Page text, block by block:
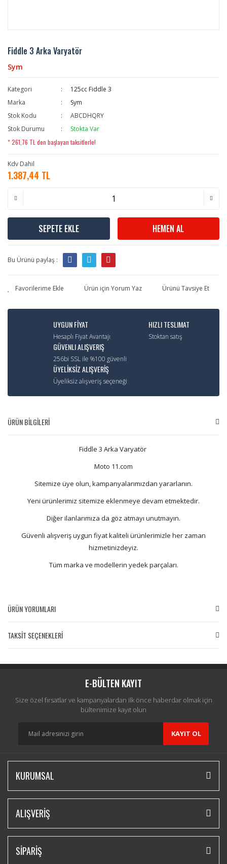
Fiddle 3 Arka Varyatör
Sym
Kategori
125cc Fiddle 3
Marka
Sym
Stok Kodu
ABCDHQRY
Stok Durumu
Stokta Var
* 261,76 TL den başlayan taksitlerle!
Kdv Dahil
1.387,44 TL
SEPETE EKLE HEMEN AL
Bu Ürünü paylaş :
Ürün için Yorum Yaz Ürünü Tavsiye Et
UYGUN FİYAT
Hesaplı Fiyat Avantajı
HIZLI TESLIMAT
Stoktan satış
GÜVENLI ALIŞVERIŞ
256bi SSL ile %100 güvenli
ÜYELİKSİZ ALIŞVERİŞ
Üyeliksiz alışveriş seçeneği
ÜRÜN BİLGİLERİ
Fiddle 3 Arka Varyatör
Moto 11.com
Sitemize üye olun, kampanyalarımızdan yararlanın.
Yeni ürünlerimiz sitemize eklenmeye devam etmektedir.
Diğer ilanlarımıza da göz atmayı unutmayın.
Güvenli alışveriş uygun fiyat kaliteli ürünlerimizle her zaman
hizmetinizdeyiz.
Tüm marka ve modellerin yedek parçaları.
ÜRÜN YORUMLARI
Yorum Yaz
TAKSİT SEÇENEKLERİ
E-BÜLTEN KAYIT
Size özel fırsatlar ve kampanyalardan ilk önce haberdar olmak için
bültenimize kayıt olun
KAYIT OL
KURUMSAL
ALIŞVERİŞ
SİPARİŞ